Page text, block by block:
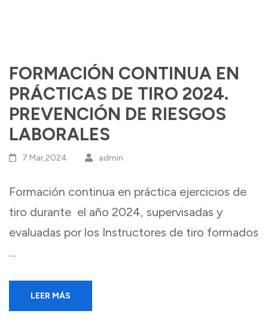
FORMACIÓN CONTINUA EN
PRÁCTICAS DE TIRO 2024.
PREVENCIÓN DE RIESGOS
LABORALES
7 Mar,2024 admin
Formación continua en práctica ejercicios de
tiro durante el año 2024, supervisadas y
evaluadas por los Instructores de tiro formados
…
LEER MÁS